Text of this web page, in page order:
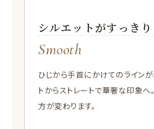
シルエットがすっきり
Smooth
ひじから手首にかけてのラインが
トからストレートで華奢な印象へ
方が変わります。